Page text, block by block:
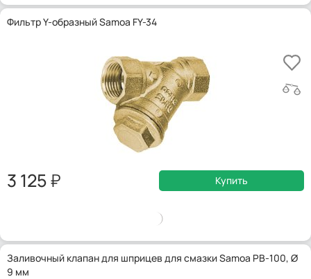
Фильтр Y-образный Samoa FY-34
3 125 Купить
Заливочный клапан для шприцев для смазки Samoa PB-100, Ø
9 мм